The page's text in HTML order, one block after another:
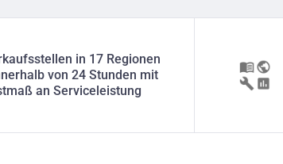
in 17 Regionen
von 24 Stunden mit
an Serviceleistung